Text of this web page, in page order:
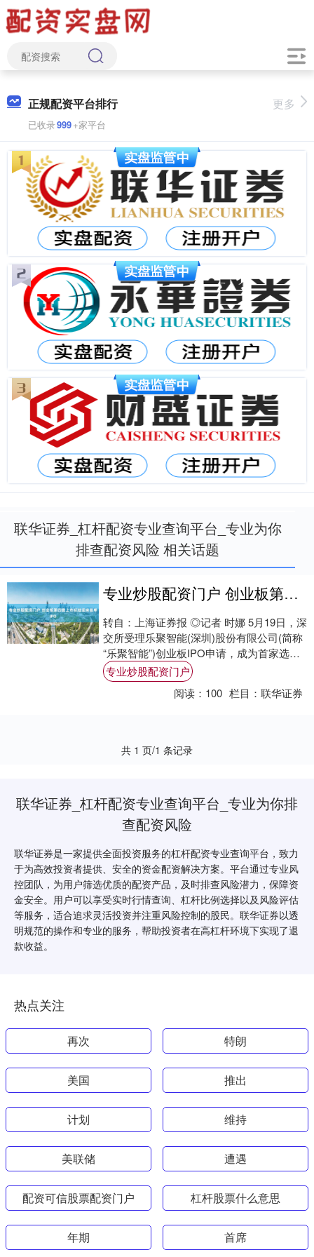
正规配资平台排行
已收录999+家平台
更多
联华证券_杠杆配资专业查询平台_专业为你
排查配资风险 相关话题
专业炒股配资门户 创业板第四套上市标准迎来首单IPO
转自：上海证券报 ◎记者 时娜 5月19日，深
交所受理乐聚智能(深圳)股份有限公司(简称
“乐聚智能”)创业板IPO申请，成为首家选择
使用创业板第四套标准申请上市....
专业炒股配资门户
阅读： 100 栏目：联华证券
共 1 页/1 条记录
联华证券_杠杆配资专业查询平台_专业为你排
查配资风险
联华证券是一家提供全面投资服务的杠杆配资专业查询平台，致力
于为高效投资者提供、安全的资金配资解决方案。平台通过专业风
控团队，为用户筛选优质的配资产品，及时排查风险潜力，保障资
金安全。用户可以享受实时行情查询、杠杆比例选择以及风险评估
等服务，适合追求灵活投资并注重风险控制的股民。联华证券以透
明规范的操作和专业的服务，帮助投资者在高杠杆环境下实现了退
款收益。
热点关注
再次 特朗
美国 推出
计划 维持
美联储 遭遇
配资可信股票配资门户 杠杆股票什么意思
年期 首席